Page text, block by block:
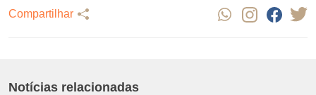
Compartilhar
Notícias relacionadas